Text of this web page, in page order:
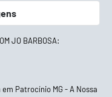
JO BARBOSA:
Patrocínio MG - A Nossa